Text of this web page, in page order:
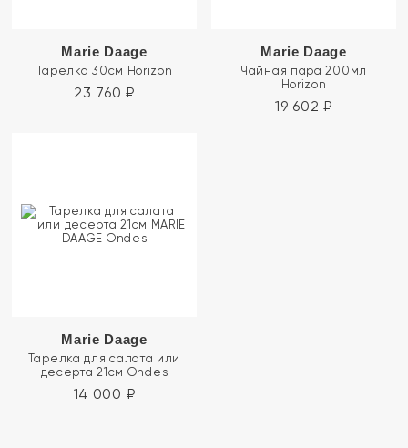
Marie Daage
Тарелка 30см Horizon
23 760 ₽
Marie Daage
Чайная пара 200мл
Horizon
19 602 ₽
Marie Daage
Тарелка для салата или
десерта 21см Ondes
14 000 ₽